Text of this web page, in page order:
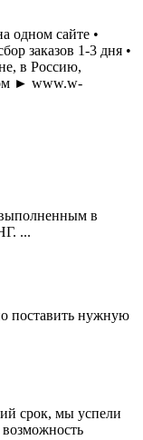
одном сайте •
заказов 1-3 дня •
в Россию,
► www.w-
в
...
поставить нужную
срок, мы успели